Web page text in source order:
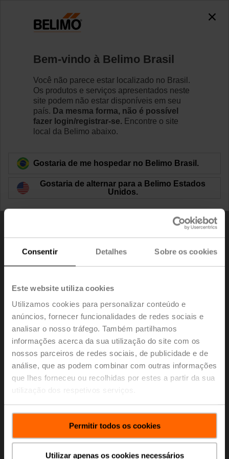
Consentir Detalhes Sobre os cookies
Este website utiliza cookies
Utilizamos cookies para personalizar conteúdo e
anúncios, fornecer funcionalidades de redes sociais e
analisar o nosso tráfego. Também partilhamos
informações acerca da sua utilização do site com os
nossos parceiros de redes sociais, de publicidade e de
análise, que as podem combinar com outras informações
que lhes forneceu ou recolhidas por estes a partir da sua
utilização dos respetivos serviços.
Permitir todos os cookies
Utilizar apenas os cookies necessários
A-22D-A08
Saiba Mais
Voltar para categoria de produto
A-22D-A08
Kit de montagem, com 6 suportes de montagem
Bem-vindo à Belimo Brasil
Você não parece estar localizado no Brasil.
Os produtos e serviços apresentados neste
site podem não estar disponíveis em seu
país. Da mesma forma, não é possível
fazer login/registrar-se. Encontre o site
local da Belimo abaixo.
Gostaria de me hospedar no Belimo Brasil.
Gostaria de alternar para a Belimo Estados
Unidos.